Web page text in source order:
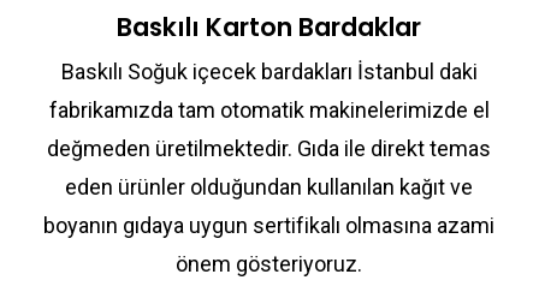
Baskılı Karton Bardaklar
Baskılı Soğuk içecek bardakları İstanbul daki
fabrikamızda tam otomatik makinelerimizde el
değmeden üretilmektedir. Gıda ile direkt temas
eden ürünler olduğundan kullanılan kağıt ve
boyanın gıdaya uygun sertifikalı olmasına azami
önem gösteriyoruz.